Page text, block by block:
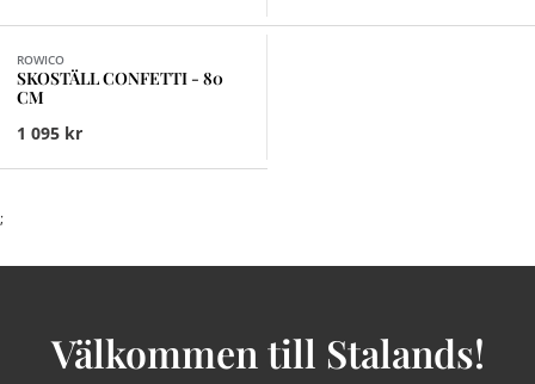
ROWICO
SKOSTÄLL CONFETTI - 80
CM
1 095 kr
;
Välkommen till Stalands!